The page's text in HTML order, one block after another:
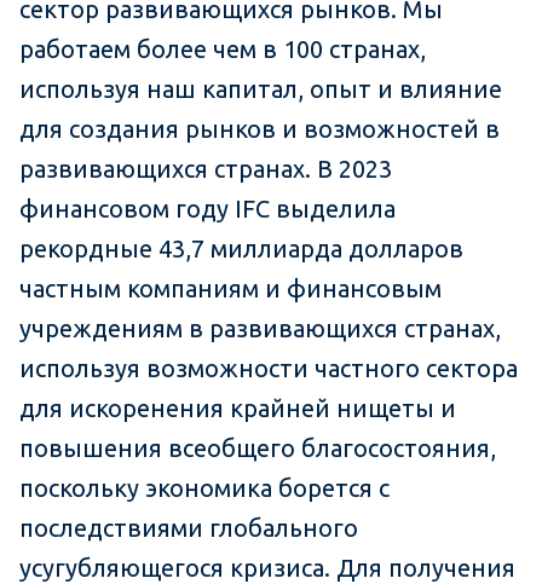
сектор развивающихся рынков. Мы
работаем более чем в 100 странах,
используя наш капитал, опыт и влияние
для создания рынков и возможностей в
развивающихся странах. В 2023
финансовом году IFC выделила
рекордные 43,7 миллиарда долларов
частным компаниям и финансовым
учреждениям в развивающихся странах,
используя возможности частного сектора
для искоренения крайней нищеты и
повышения всеобщего благосостояния,
поскольку экономика борется с
последствиями глобального
усугубляющегося кризиса. Для получения